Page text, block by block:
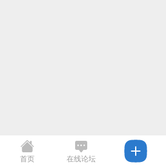
首页 在线论坛